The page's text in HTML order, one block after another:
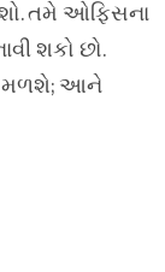
તમે ઓફિસના
શકો છો.
મળશે; આને